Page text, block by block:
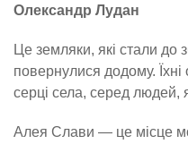
Олександр Лудан
Це земляки, які стали до
повернулися додому.
серці села, серед людей,
Алея Слави — це місце